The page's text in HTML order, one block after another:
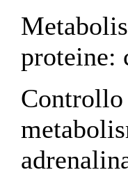
proteine: